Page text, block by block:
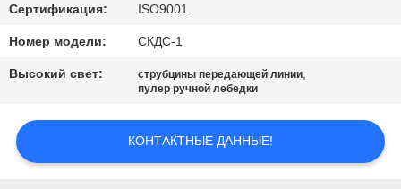
СПРОСИТЕ
ЦИТАТУ
КАРТА
САЙТА
Сертификация: ISO9001
Номер модели: СКДС-1
Высокий свет: струбцины передающей линии,
пулер ручной лебедки
КОНТАКТНЫЕ ДАННЫЕ!